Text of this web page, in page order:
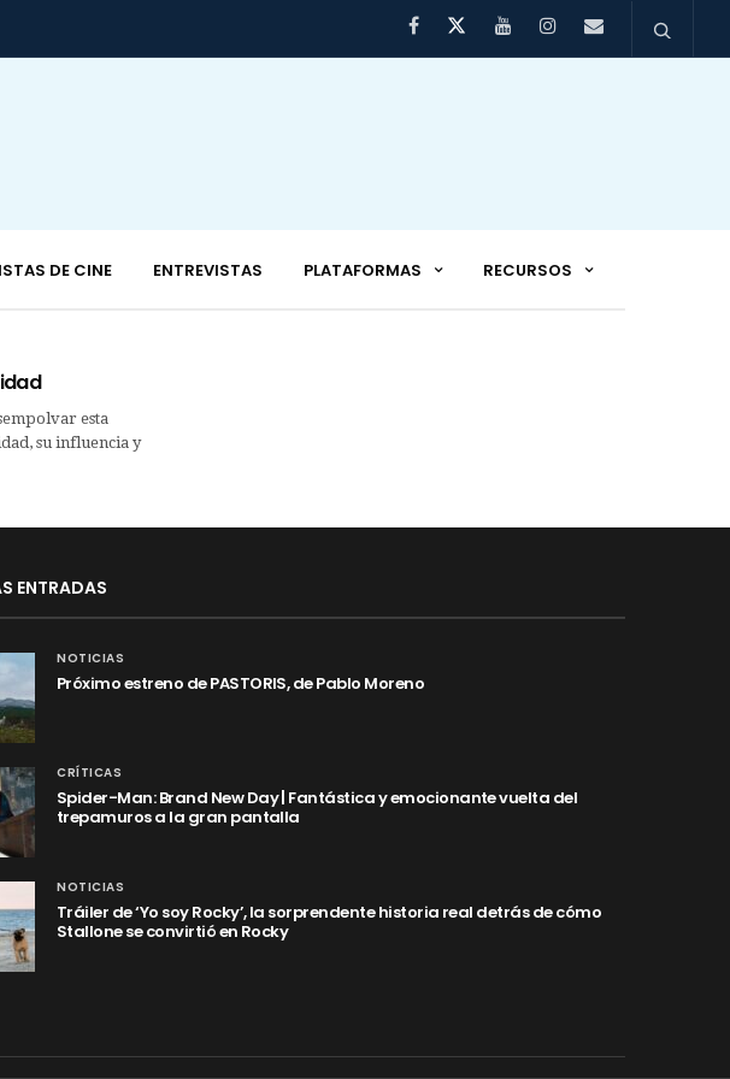
DE CINE ENTREVISTAS PLATAFORMAS RECURSOS
esta
su influencia y
ENTRADAS
NOTICIAS
Próximo estreno de PASTORIS, de Pablo Moreno
CRÍTICAS
Spider-Man: Brand New Day | Fantástica y emocionante vuelta del
trepamuros a la gran pantalla
NOTICIAS
Tráiler de ‘Yo soy Rocky’, la sorprendente historia real detrás de cómo
Stallone se convirtió en Rocky